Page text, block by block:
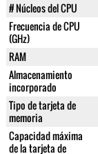
# Núcleos del CPU
Frecuencia de CPU
(GHz)
RAM
Almacenamiento
incorporado
Tipo de tarjeta de
memoria
Capacidad máxima
de la tarjeta de